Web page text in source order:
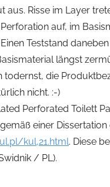
aus. Risse im Layer
auf, im
Teststand
längst
todernst, die
nicht. :-)
Perforated Toilett
einer Dissertation
kul,21.html. Diese
/ PL).